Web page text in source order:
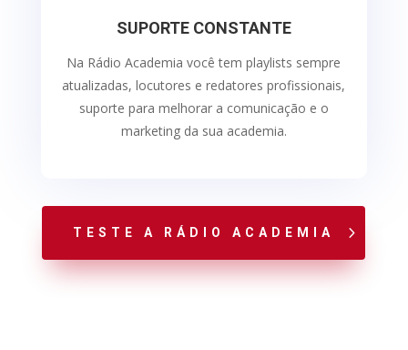
SUPORTE CONSTANTE
Na Rádio Academia você tem playlists sempre
atualizadas, locutores e redatores profissionais,
suporte para melhorar a comunicação e o
marketing da sua academia.
TESTE A RÁDIO ACADEMIA